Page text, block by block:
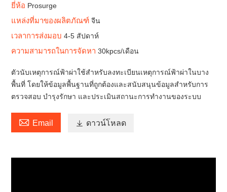
ยี่ห้อ Prosurge
แหล่งที่มาของผลิตภัณฑ์จีน
เวลาการส่งมอบ4-5 สัปดาห์
ความสามารถในการจัดหา30kpcs/เดือน
ตัวนับเหตุการณ์ฟ้าผ่าใช้สำหรับลงทะเบียนเหตุการณ์ฟ้าผ่าในบาง
พื้นที่ โดยให้ข้อมูลพื้นฐานที่ถูกต้องและสนับสนุนข้อมูลสำหรับการ
ตรวจสอบ บำรุงรักษา และประเมินสถานะการทำงานของระบบ
 Email  ดาวน์โหลด